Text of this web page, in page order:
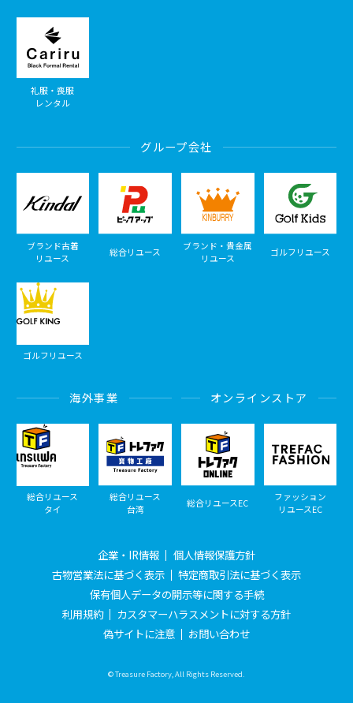
礼服・喪服
レンタル
グループ会社
ブランド古着
リユース
総合リユース
ブランド・貴金属
リユース
ゴルフリユース
ゴルフリユース
海外事業
総合リユース
タイ
総合リユース
台湾
オンラインストア
総合リユースEC
ファッション
リユースEC
企業・IR情報
個人情報保護方針
古物営業法に基づく表示
特定商取引法に基づく表示
保有個人データの開示等に関する手続
利用規約
カスタマーハラスメントに対する方針
偽サイトに注意
お問い合わせ
© Treasure Factory, All Rights Reserved.